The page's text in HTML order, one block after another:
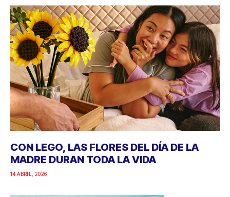
CON LEGO, LAS FLORES DEL DÍA DE LA
MADRE DURAN TODA LA VIDA
14 ABRIL, 2026